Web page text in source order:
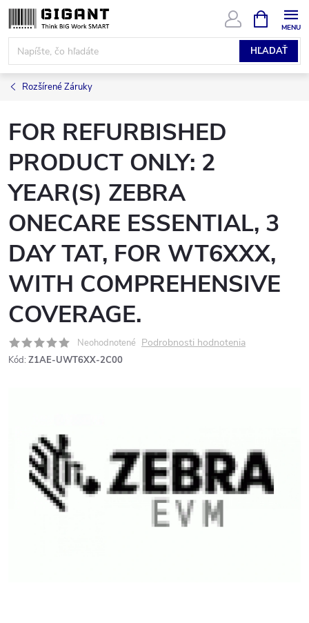
Prejsť
na
obsah
HĽADAŤ
KOŠÍK
Rozšírené Záruky
FOR REFURBISHED
PRODUCT ONLY: 2
YEAR(S) ZEBRA
ONECARE ESSENTIAL, 3
DAY TAT, FOR WT6XXX,
WITH COMPREHENSIVE
COVERAGE.
Neohodnotené Podrobnosti hodnotenia
Kód: Z1AE-UWT6XX-2C00